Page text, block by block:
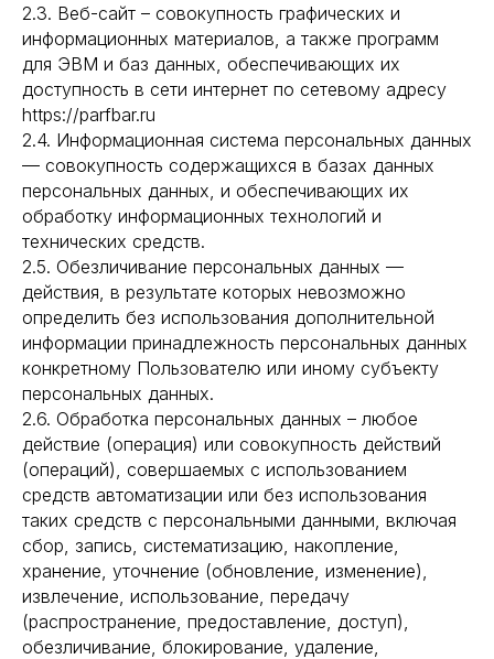
2.3. Веб-сайт – совокупность графических и
информационных материалов, а также программ
для ЭВМ и баз данных, обеспечивающих их
доступность в сети интернет по сетевому адресу
https://parfbar.ru
2.4. Информационная система персональных данных
— совокупность содержащихся в базах данных
персональных данных, и обеспечивающих их
обработку информационных технологий и
технических средств.
2.5. Обезличивание персональных данных —
действия, в результате которых невозможно
определить без использования дополнительной
информации принадлежность персональных данных
конкретному Пользователю или иному субъекту
персональных данных.
2.6. Обработка персональных данных – любое
действие (операция) или совокупность действий
(операций), совершаемых с использованием
средств автоматизации или без использования
таких средств с персональными данными, включая
сбор, запись, систематизацию, накопление,
хранение, уточнение (обновление, изменение),
извлечение, использование, передачу
(распространение, предоставление, доступ),
обезличивание, блокирование, удаление,